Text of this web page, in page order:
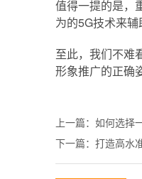
值得一提的是，
为的5G技术来
至此，我们不难
形象推广的正确
上一篇： 如何选择
下一篇： 打造高水